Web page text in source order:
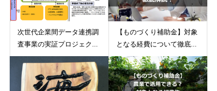
次世代企業間データ連携調
査事業の実証プロジェク...
【ものづくり補助金】対象
となる経費について徹底...